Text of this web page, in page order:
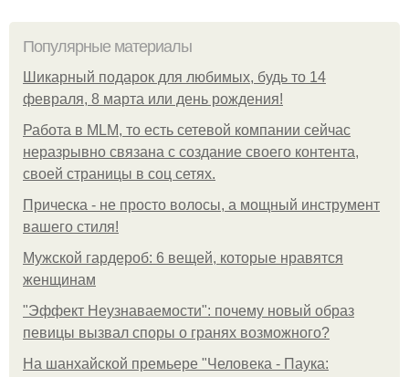
Популярные материалы
Шикарный подарок для любимых, будь то 14
февраля, 8 марта или день рождения!
Работа в MLM, то есть сетевой компании сейчас
неразрывно связана с создание своего контента,
своей страницы в соц сетях.
Прическа - не просто волосы, а мощный инструмент
вашего стиля!
Мужской гардероб: 6 вещей, которые нравятся
женщинам
"Эффект Неузнаваемости": почему новый образ
певицы вызвал споры о гранях возможного?
На шанхайской премьере "Человека - Паука: